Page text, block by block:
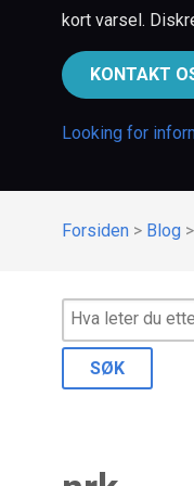
kort varsel.
KONTAKT
Looking for
Forsiden > Blog >